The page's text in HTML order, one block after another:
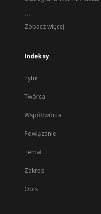
...
Zobacz więcej
Indeksy
Tytuł
Twórca
Współtwórca
Powiązanie
Temat
Zakres
Opis